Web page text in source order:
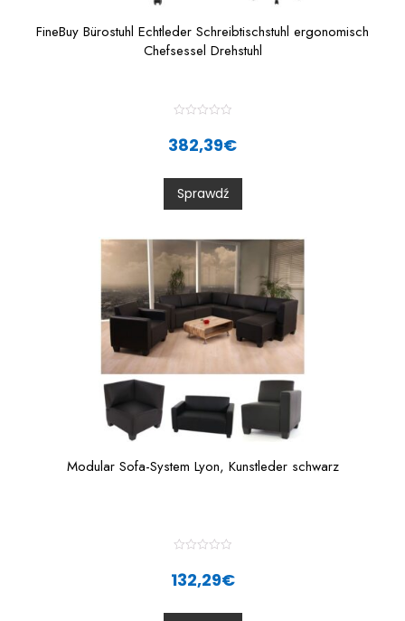
FineBuy Bürostuhl Echtleder Schreibtischstuhl ergonomisch
Chefsessel Drehstuhl
a
t
0
o
u
t
382,39€
Sprawdź
Modular Sofa-System Lyon, Kunstleder schwarz
0
132,29€